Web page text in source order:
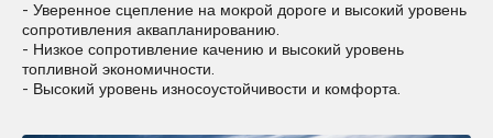
- Уверенное сцепление на мокрой дороге и высокий уровень
сопротивления аквапланированию.
- Низкое сопротивление качению и высокий уровень
топливной экономичности.
- Высокий уровень износоустойчивости и комфорта.